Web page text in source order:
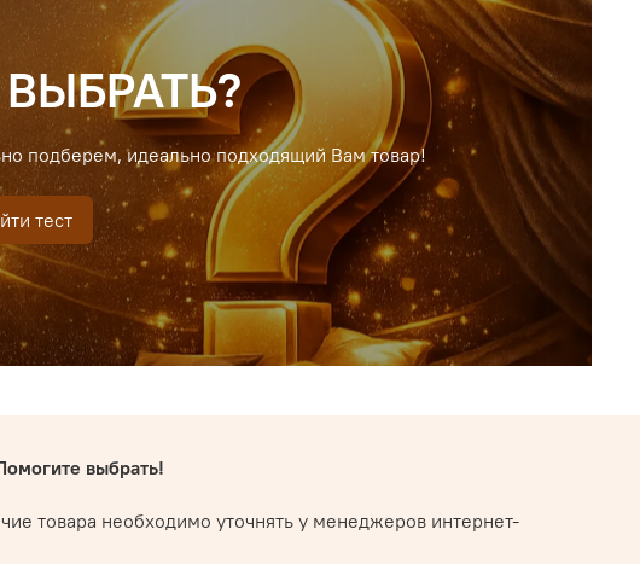
подберем, идеально подходящий Вам товар!
тест
выбрать!
товара необходимо уточнять у менеджеров интернет-